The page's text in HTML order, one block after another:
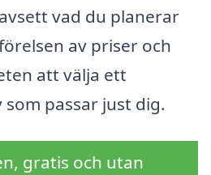
vad du planerar
av priser och
att välja ett
passar just dig.
gratis och utan